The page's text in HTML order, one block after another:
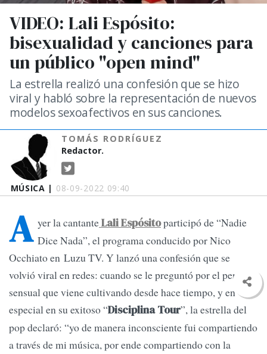
MÚSICA | 08-09-2022 09:40
VIDEO: Lali Espósito:
bisexualidad y canciones para
un público "open mind"
La estrella realizó una confesión que se hizo
viral y habló sobre la representación de nuevos
modelos sexoafectivos en sus canciones.
TOMÁS RODRÍGUEZ
Redactor.
A yer la cantanteLali Espósitoparticipó de“Nadie
Dice Nada”, el programa conducido por Nico
Occhiato en Luzu TV. Y lanzó una confesión que se
volvió viral en redes: cuando se le preguntó por el perfil
sensual que viene cultivando desde hace tiempo, y en
especial en su exitoso “Disciplina Tour”, la estrella del
pop declaró: “yo de manera inconsciente fui compartiendo
a través de mi música, por ende compartiendo con la